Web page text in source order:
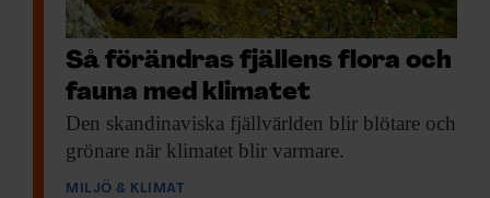
Så förändras fjällens flora och
fauna med klimatet
Den skandinaviska fjäll­världen blir blötare och
grönare när klimatet blir varmare.
MILJÖ & KLIMAT